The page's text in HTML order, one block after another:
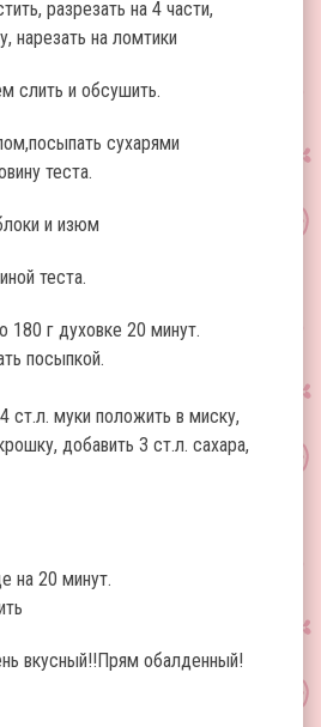
разрезать на 4 части,
нарезать на ломтики
слить и обсушить.
сухарями
теста.
и изюм
теста.
180 г духовке 20 минут.
посыпкой.
ст.л. муки положить в миску,
добавить 3 ст.л. сахара,
на 20 минут.
вкусный!!Прям обалденный!